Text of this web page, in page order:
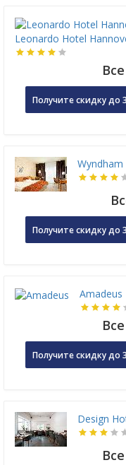
Leonardo Hotel
Получите скидку до
Получите скидку до
Amadeus
Получите скидку до
Design